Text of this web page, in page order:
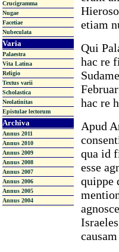
Crucigramma
Nugae
Facetiae
Nubeculata
Varia
Palaestra
Vita Latina
Religio
Textus varii
Scholastica
Neolatinitas
Epistulae lectorum
Archiva
Annus 2011
Annus 2010
Annus 2009
Annus 2008
Annus 2007
Annus 2006
Annus 2005
Annus 2004
etiam
Qui
hac re
hac re
Apud
qua id
esse
quippe